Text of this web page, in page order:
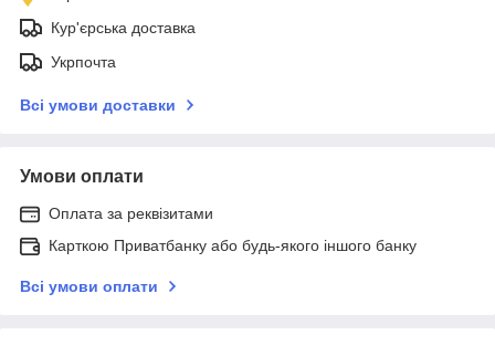
Кур'єрська доставка
Укрпочта
Всі умови доставки
Умови оплати
Оплата за реквізитами
Карткою Приватбанку або будь-якого іншого банку
Всі умови оплати